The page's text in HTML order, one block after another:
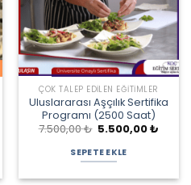
ÇOK TALEP EDILEN EĞITIMLER
Uluslararası Aşçılık Sertifika
Programı (2500 Saat)
7.500,00₺ Orijinal
fiyat:
7.500,00 ₺.
5.500,00₺
SEPETE EKLE